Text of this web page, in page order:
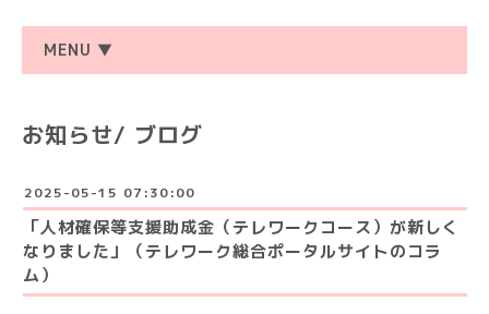
MENU ▼
お知らせ/ ブログ
2025-05-15 07:30:00
「人材確保等支援助成金（テレワークコース）が新しく
なりました」（テレワーク総合ポータルサイトのコラ
ム）